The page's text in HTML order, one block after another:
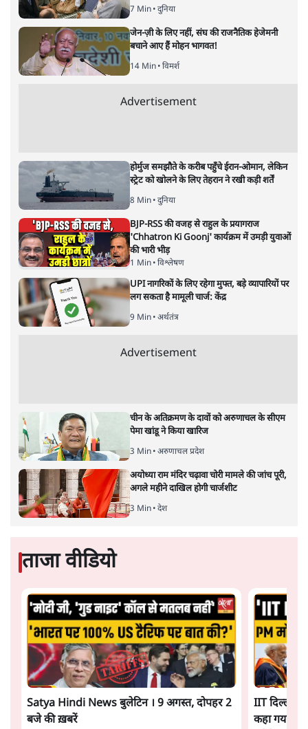
7 Min• दुनिया
जेन-ज़ी के लिए नहीं, संघ की राजनैतिक हेजेमनी
बचाने आए हैं मोहन भागवत!
14 Min• विमर्श
Advertisement
होर्मुज समझौते के करीब पहुँचे ईरान-ओमान, लेकिन
स्ट्रेट को खोलने के लिए तेहरान ने रखी कड़ी शर्तें
8 Min• दुनिया
BJP-RSS की वजह से राहुल के प्रयागराज
'Chhatron Ki Goonj' कार्यक्रम में उमड़ी युवाओं
की भारी भीड़
1 Min• विश्लेषण
UPI नागरिकों के लिए रहेगा मुफ्त, बड़े व्यापारियों पर
लग सकता है मामूली चार्ज: केंद्र
9 Min• अर्थतंत्र
Advertisement
चीन के अतिक्रमण के दावों को अरुणाचल के सीएम
पेमा खांडू ने किया खारिज
3 Min• अरुणाचल प्रदेश
अयोध्या राम मंदिर चढ़ावा चोरी मामले की जांच पूरी,
अगले महीने दाखिल होगी चार्जशीट
3 Min• देश
ताजा वीडियो
Satya Hindi News बुलेटिन । 9 अगस्त, दोपहर 2
बजे की ख़बरें
IIT दिल्ली
कहा गया! |